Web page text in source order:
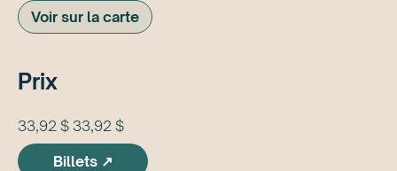
Voir sur la carte
Prix
33,92 $ 33,92 $
Billets ↗